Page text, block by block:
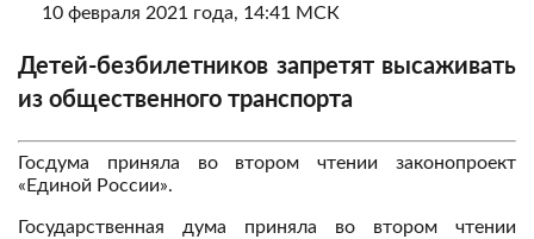
10 февраля 2021 года, 14:41 МСК
Детей-безбилетников запретят высаживать
из общественного транспорта
Госдума приняла во втором чтении законопроект
«Единой России».
Государственная дума приняла во втором чтении